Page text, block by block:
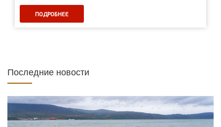
ПОДРОБНЕЕ
Последние новости